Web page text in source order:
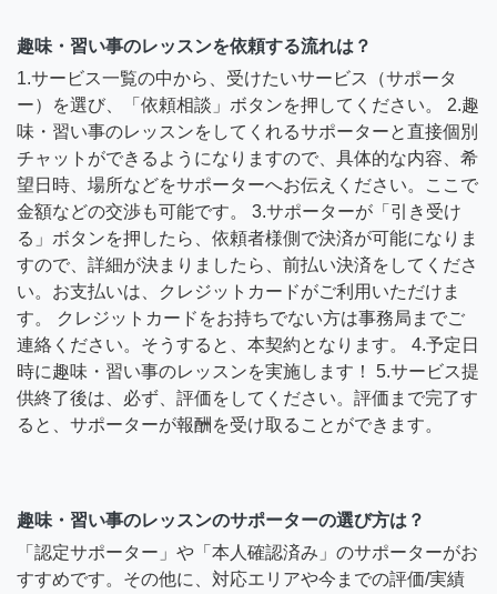
趣味・習い事のレッスンを依頼する流れは？
1.サービス一覧の中から、受けたいサービス（サポータ
ー）を選び、「依頼相談」ボタンを押してください。 2.趣
味・習い事のレッスンをしてくれるサポーターと直接個別
チャットができるようになりますので、具体的な内容、希
望日時、場所などをサポーターへお伝えください。ここで
金額などの交渉も可能です。 3.サポーターが「引き受け
る」ボタンを押したら、依頼者様側で決済が可能になりま
すので、詳細が決まりましたら、前払い決済をしてくださ
い。お支払いは、クレジットカードがご利用いただけま
す。 クレジットカードをお持ちでない方は事務局までご
連絡ください。そうすると、本契約となります。 4.予定日
時に趣味・習い事のレッスンを実施します！ 5.サービス提
供終了後は、必ず、評価をしてください。評価まで完了す
ると、サポーターが報酬を受け取ることができます。
趣味・習い事のレッスンのサポーターの選び方は？
「認定サポーター」や「本人確認済み」のサポーターがお
すすめです。その他に、対応エリアや今までの評価/実績